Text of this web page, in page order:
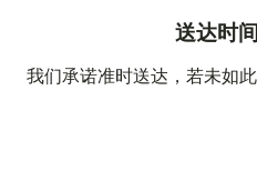
送达时
我们承诺准时送达，若未如